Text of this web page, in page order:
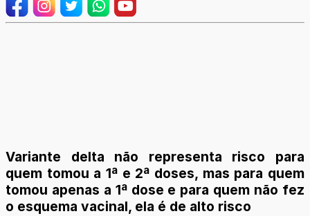
Variante delta não representa risco para
quem tomou a 1ª e 2ª doses, mas para quem
tomou apenas a 1ª dose e para quem não fez
o esquema vacinal, ela é de alto risco